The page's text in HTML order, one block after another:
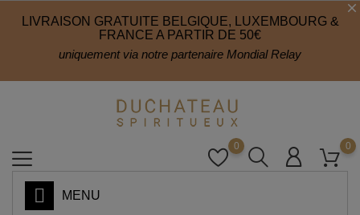
LIVRAISON GRATUITE BELGIQUE, LUXEMBOURG &
FRANCE A PARTIR DE 50€
uniquement via notre partenaire Mondial Relay
0
0
MENU